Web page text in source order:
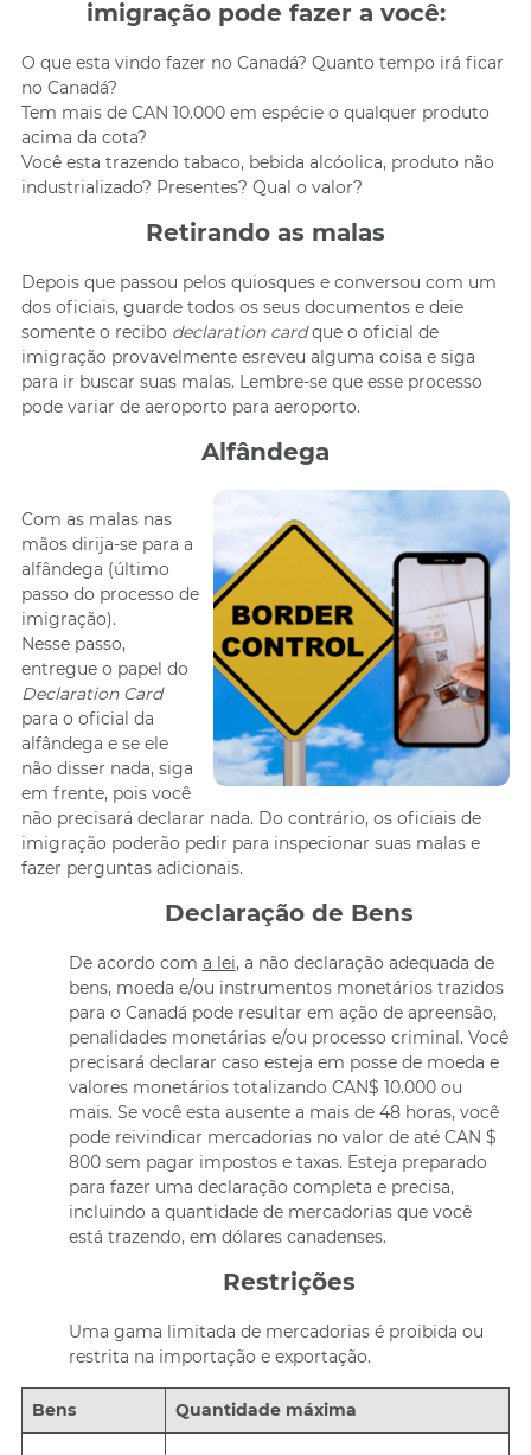
imigração pode fazer a você:
O que esta vindo fazer no Canadá? Quanto tempo irá ficar
no Canadá?
Tem mais de CAN 10.000 em espécie o qualquer produto
acima da cota?
Você esta trazendo tabaco, bebida alcóolica, produto não
industrializado? Presentes? Qual o valor?
Retirando as malas
Depois que passou pelos quiosques e conversou com um
dos oficiais, guarde todos os seus documentos e deie
somente o recibo declaration cardque o oficial de
imigração provavelmente esreveu alguma coisa e siga
para ir buscar suas malas. Lembre-se que esse processo
pode variar de aeroporto para aeroporto.
Alfândega
Com as malas nas
mãos dirija­-se para a
alfândega (último
passo do processo de
imigração).
Nesse passo,
entregue o papel do
Declaration Card
para o oficial da
alfândega e se ele
não disser nada, siga
em frente, pois você
não precisará declarar nada. Do contrário, os oficiais de
imigração poderão pedir para inspecionar suas malas e
fazer perguntas adicionais.
Declaração de Bens
De acordo com a lei, a não declaração adequada de
bens, moeda e/ou instrumentos monetários trazidos
para o Canadá pode resultar em ação de apreensão,
penalidades monetárias e/ou processo criminal. Você
precisará declarar caso esteja em posse de moeda e
valores monetários totalizando CAN$ 10.000 ou
mais. Se você esta ausente a mais de 48 horas, você
pode reivindicar mercadorias no valor de até CAN $
800 sem pagar impostos e taxas. Esteja preparado
para fazer uma declaração completa e precisa,
incluindo a quantidade de mercadorias que você
está trazendo, em dólares canadenses.
Restrições
Uma gama limitada de mercadorias é proibida ou
restrita na importação e exportação.
Bens Quantidade máxima